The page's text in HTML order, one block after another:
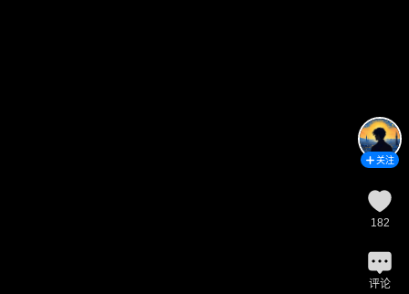
关注
182
评论